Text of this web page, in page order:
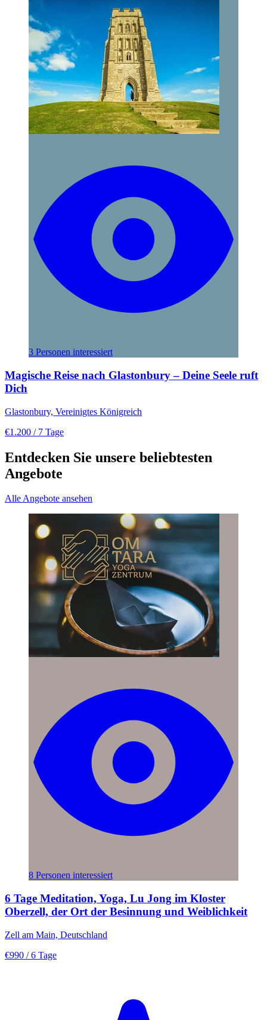
3 Personen interessiert
Magische Reise nach Glastonbury – Deine Seele ruft
Dich
Glastonbury, Vereinigtes Königreich
€1.200 / 7 Tage
Entdecken Sie unsere beliebtesten
Angebote
Alle Angebote ansehen
8 Personen interessiert
6 Tage Meditation, Yoga, Lu Jong im Kloster
Oberzell, der Ort der Besinnung und Weiblichkeit
Zell am Main, Deutschland
€990 / 6 Tage